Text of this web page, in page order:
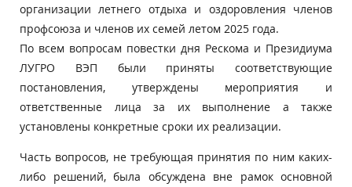
организации летнего отдыха и оздоровления членов
профсоюза и членов их семей летом 2025 года.
По всем вопросам повестки дня Рескома и Президиума
ЛУГРО ВЭП были приняты соответствующие
постановления, утверждены мероприятия и
ответственные лица за их выполнение а также
установлены конкретные сроки их реализации.
Часть вопросов, не требующая принятия по ним каких-
либо решений, была обсуждена вне рамок основной